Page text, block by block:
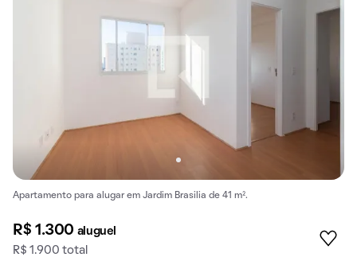
Apartamento para alugar em Jardim Brasilia de 41 m².
R$ 1.300 aluguel
R$ 1.900 total